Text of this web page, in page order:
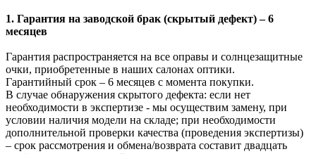
1. Гарантия на заводской брак (скрытый дефект) – 6
месяцев
Гарантия распространяется на все оправы и солнцезащитные
очки, приобретенные в наших салонах оптики.
Гарантийный срок – 6 месяцев с момента покупки.
В случае обнаружения скрытого дефекта: если нет
необходимости в экспертизе - мы осуществим замену, при
условии наличия модели на складе; при необходимости
дополнительной проверки качества (проведения экспертизы)
– срок рассмотрения и обмена/возврата составит двадцать